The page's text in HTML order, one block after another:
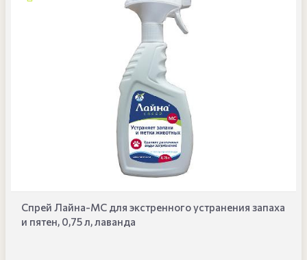
Спрей Лайна-МС для экстренного устранения запаха
и пятен, 0,75 л, лаванда